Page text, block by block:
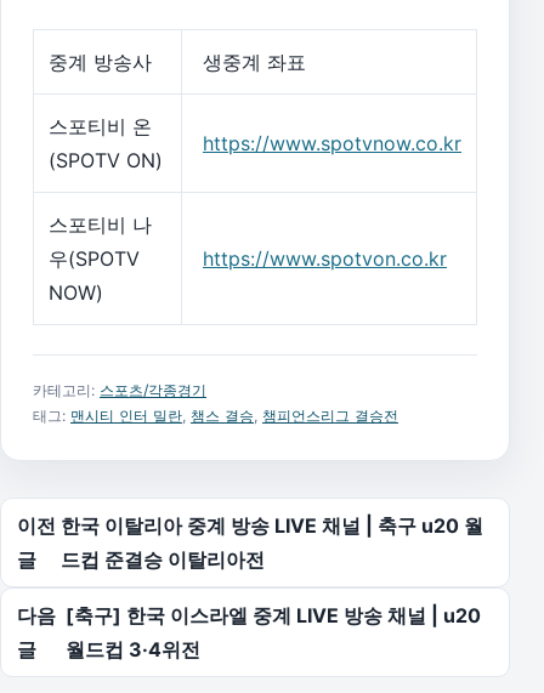
중계 방송사 생중계 좌표
스포티비 온
(SPOTV ON)
https://www.spotvnow.co.kr
스포티비 나
우(SPOTV
NOW)
https://www.spotvon.co.kr
카테고리: 스포츠/각종경기
태그: 맨시티 인터 밀란, 챔스 결승, 챔피언스리그 결승전
글 탐색
이전
글
한국 이탈리아 중계 방송 LIVE 채널 | 축구 u20 월
드컵 준결승 이탈리아전
다음
글
[축구] 한국 이스라엘 중계 LIVE 방송 채널 | u20
월드컵 3·4위전